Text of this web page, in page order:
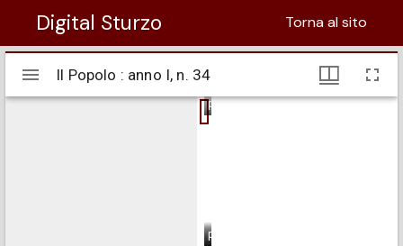
Digital Sturzo Torna al sito
Visualizzatore
Mirador
Il Popolo : anno I, n. 34
pagina 1
pagina 2
pagina 3
Il Popolo : anno I, n. 34